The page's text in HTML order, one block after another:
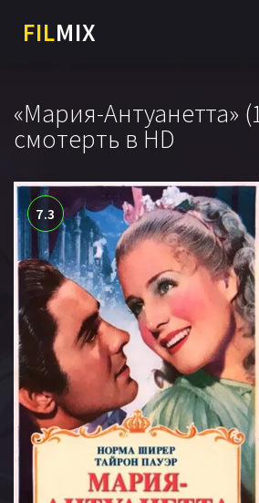
FILMIX
«Мария-Антуанетта»
смотерть в HD
7.3